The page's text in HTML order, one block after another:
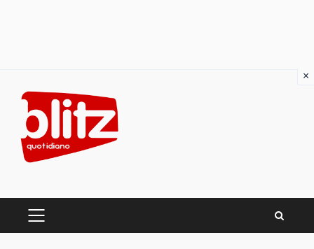
content
PRIMARY
×